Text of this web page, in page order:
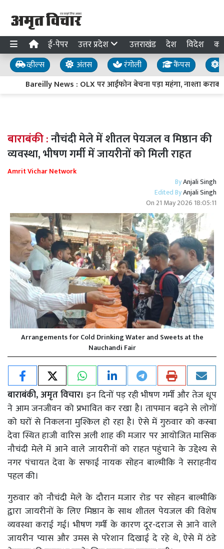
ई-पेपर उत्तर प्रदेश उत्तराखंड देश विदेश
व्हील्स अंतस रंगोली कैंपस
Bareilly News : OLX पर आईफोन बेचना पड़ा महंगा, नाश्ता
बाराबंकी :नौचंदी मेले में शीतल पेयजल व मिष्ठान की
व्यवस्था, भीषण गर्मी में जायरीनों को मिली राहत
Amrit Vichar Network
ByAnjali Singh
Edited ByAnjali Singh
On 21 May 2026 18:05:11
Arrangements for Cold Drinking Water and Sweets at the
Nauchandi Fair
बाराबंकी, अमृत विचार। इन दिनों पड़ रही भीषण गर्मी और तेज धूप
ने आम जनजीवन को प्रभावित कर रखा है। तापमान बढ़ने से लोगों
को घरों से निकलना मुश्किल हो रहा है। ऐसे में गुरुवार को कस्बा
देवा स्थित हाजी वारिस अली शाह की मजार पर आयोजित मासिक
नौचंदी मेले में आने वाले जायरीनों को राहत पहुंचाने के उद्देश्य से
नगर पंचायत देवा के सफाई नायक सोहन बाल्मीकि ने सराहनीय
पहल की।
गुरुवार को नौचंदी मेले के दौरान मजार रोड पर सोहन बाल्मीकि
द्वारा जायरीनों के लिए मिष्ठान के साथ शीतल पेयजल की विशेष
व्यवस्था कराई गई। भीषण गर्मी के कारण दूर-दराज से आने वाले
जायरीन प्यास और उमस से परेशान दिखाई दे रहे थे, ऐसे में ठंडे